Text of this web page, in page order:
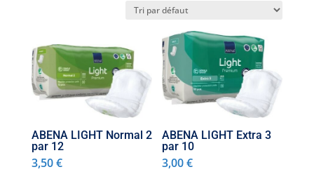
ABENA LIGHT Normal 2
par 12
3,50€
ABENA LIGHT Extra 3
par 10
3,00€